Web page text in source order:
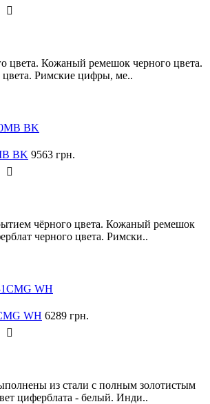
цвета. Кожаный ремешок черного цвета.
Римские цифры, ме..
BK 9563 грн.
чёрного цвета. Кожаный ремешок
черного цвета. Римски..
WH 6289 грн.
из стали с полным золотистым
циферблата - белый. Инди..